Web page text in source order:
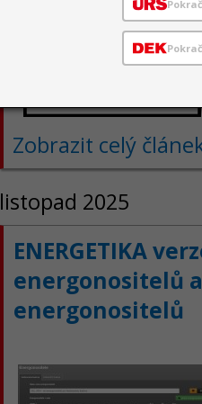
Zobrazit celý
listopad 2025
ENERGETIKA
energonositelů
energonositelů